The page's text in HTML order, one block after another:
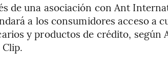
de una asociación con Ant
a los consumidores acceso a
y productos de crédito, según